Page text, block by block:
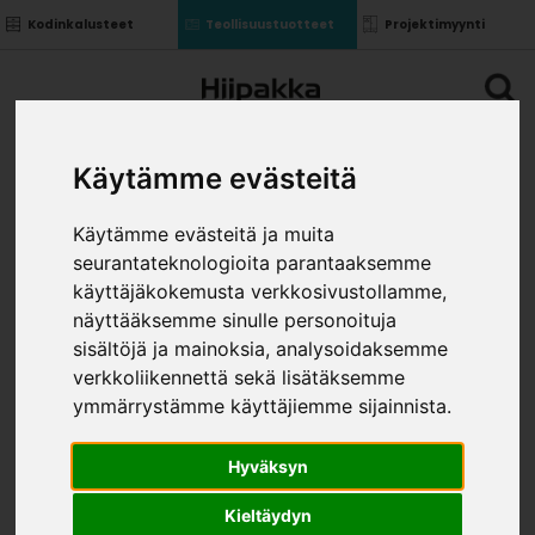
Käytämme evästeitä
Käytämme evästeitä ja muita
seurantateknologioita parantaaksemme
käyttäjäkokemusta verkkosivustollamme,
näyttääksemme sinulle personoituja
sisältöjä ja mainoksia, analysoidaksemme
verkkoliikennettä sekä lisätäksemme
ymmärrystämme käyttäjiemme sijainnista.
Hyväksyn
Kieltäydyn
Kodinkalusteet Teollisuustuotteet Projektimyynti